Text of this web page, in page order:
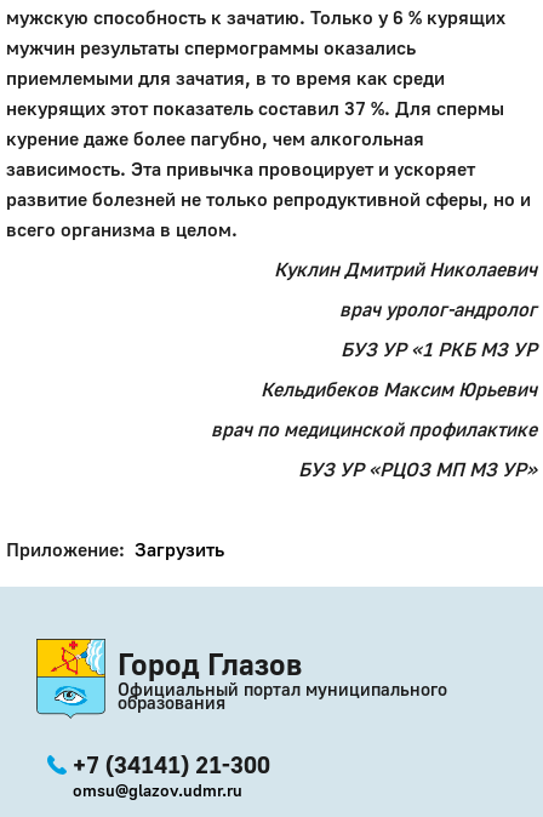
мужскую способность к зачатию. Только у 6 % курящих
мужчин результаты спермограммы оказались
приемлемыми для зачатия, в то время как среди
некурящих этот показатель составил 37 %. Для спермы
курение даже более пагубно, чем алкогольная
зависимость. Эта привычка провоцирует и ускоряет
развитие болезней не только репродуктивной сферы, но и
всего организма в целом.
Куклин Дмитрий Николаевич
врач уролог-андролог
БУЗ УР «1 РКБ МЗ УР
Кельдибеков Максим Юрьевич
врач по медицинской профилактике
БУЗ УР «РЦОЗ МП МЗ УР»
Приложение: Загрузить
Город Глазов
Официальный портал муниципального
образования
+7 (34141) 21-300
omsu@glazov.udmr.ru